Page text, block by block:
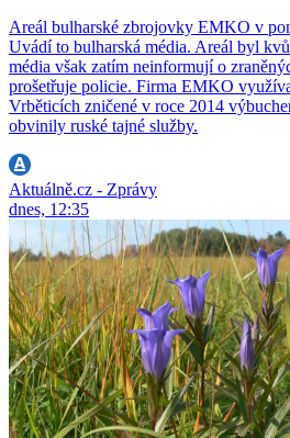
Areál bulharské zbrojovky EMKO v
Uvádí to bulharská média. Areál byl
média však zatím neinformují o
prošetřuje policie. Firma EMKO
Vrběticích zničené v roce 2014
obvinily ruské tajné služby.
Aktuálně.cz - Zprávy
dnes, 12:35